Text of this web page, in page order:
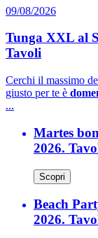
09/08/2026
Tunga XXL al
Tavoli
Cerchi il massimo
giusto per te è
...
Martes
2026.
Scopri
Beach
2026.